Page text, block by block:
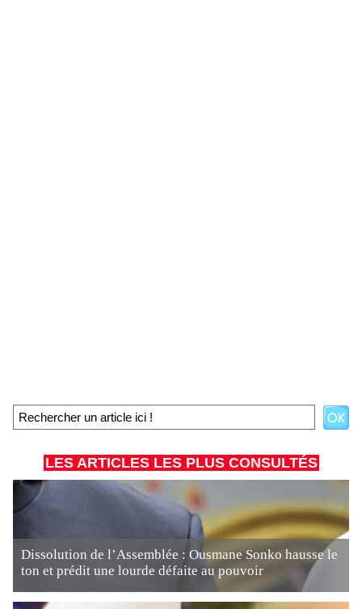
LES ARTICLES LES PLUS CONSULTÉS
Dissolution de l’Assemblée : Ousmane Sonko hausse le
ton et prédit une lourde défaite au pouvoir